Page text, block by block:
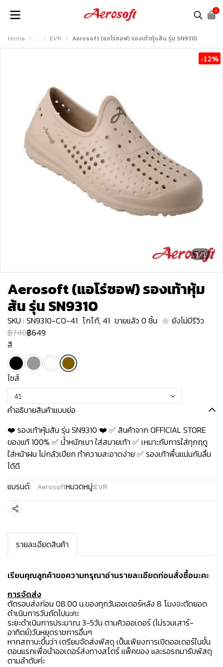
0
Home ... EVR Aerosoft (แอโร่ซอฟ) รองเท้าหุ้มส้น รุ่น SN9310
1/1
-12%
Aerosoft (แอโร่ซอฟ) รองเท้าหุ้ม
ส้น รุ่น SN9310
SKU : SN9310-CO-41 โกโก้, 41 ขายแล้ว 0 ชิ้น
ยังไม่มีรีวิว
฿740฿649
สี
ไซส์
41
คำอธิบายสินค้าแบบย่อ
❤️ รองเท้าหุ้มส้น รุ่น SN9310 ❤️ ✅ สินค้าจาก OFFICIAL STORE
ของแท้ 100% ✅ น้ำหนักเบา ใส่สบายเท้า ✅ เหมาะกับการใส่ทุกฤดู
ใส่หน้าฝน ไม่กลัวเปียก ทำความสะอาดง่าย ✅ รองเท้าพื้นแน่นกันลื่น
ได้ดี
แบรนด์:
Aerosoftหมวดหมู่:EVR
แชร์
รายละเอียดสินค้า
เรียนคุณลูกค้าขอความกรุณาอ่านรายละเอียดก่อนสั่งซื้อนะคะ️
การจัดส่ง
ตัดรอบส่งก่อน 08.00 น.ของทุกวันออเดอร์หลัง 8 โมงจะตัดยอด
ดำเนินการวันถัดไปนะคะ
ระยะดำเนินการประมาณ 3-5วัน ตามคิวออเดอร์ (ไม่รวมเสาร์-
อาทิตย์)วันหยุดราชการอื่นๆ
หากสถานะขึ้นว่า เตรียมจัดส่งพัสดุ เป็นเพียงการเปิดออเดอร์ในขั้น
ตอนแรกเพื่อนำออเดอร์ส่งทางสโตร์ แพ็คของ และรอรถมารับพัสดุ
ตามลำดับค่ะ